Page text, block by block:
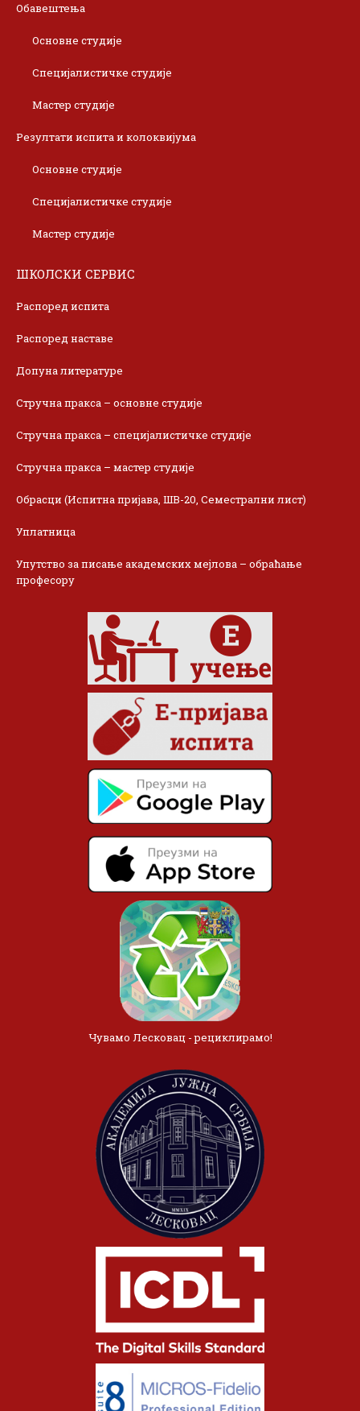
Обавештења
Основне студије
Специјалистичке студије
Мастер студије
Резултати испита и колоквијума
Основне студије
Специјалистичке студије
Мастер студије
ШКОЛСКИ СЕРВИС
Распоред испита
Распоред наставе
Допуна литературе
Стручна пракса – основне студије
Стручна пракса – специјалистичке студије
Стручна пракса – мастер студије
Обрасци (Испитна пријава, ШВ-20, Семестрални лист)
Уплатница
Упутство за писање академских мејлова – обраћање
професору
Чувамо Лесковац - рециклирамо!